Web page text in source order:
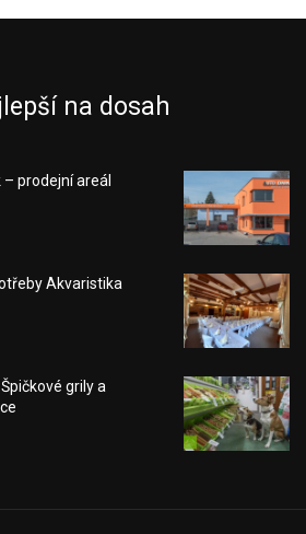
na dosah
prodejní areál
Akvaristika
grily a